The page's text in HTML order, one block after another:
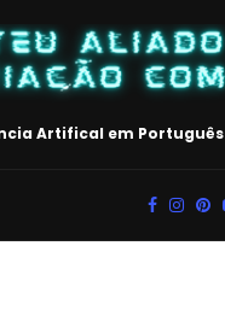
Artifical em Português